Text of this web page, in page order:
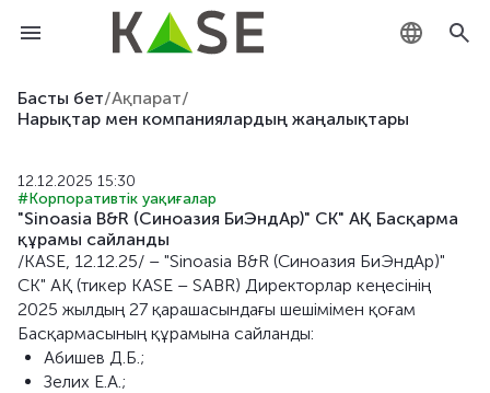
Басты бет/Ақпарат/
Нарықтар мен компаниялардың жаңалықтары
12.12.2025 15:30
#Корпоративтік уақиғалар
"Sinoasia B&R (Синоазия БиЭндАр)" СК" АҚ Басқарма
құрамы сайланды
/KASE, 12.12.25/ – "Sinoasia B&R (Синоазия БиЭндАр)"
СК" АҚ (тикер KASE – SABR) Директорлар кеңесінің
2025 жылдың 27 қарашасындағы шешімімен қоғам
Басқармасының құрамына сайланды:
Абишев Д.Б.;
Зелих Е.А.;